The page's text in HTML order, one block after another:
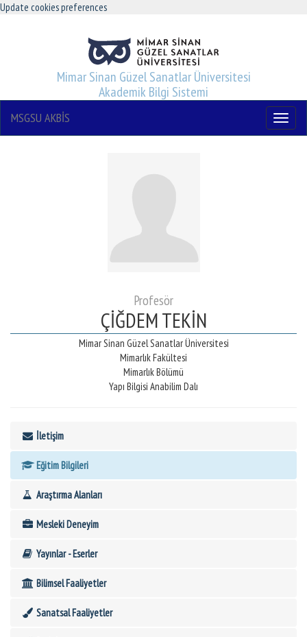
Update cookies preferences
Mimar Sinan Güzel Sanatlar Üniversitesi
Akademik Bilgi Sistemi
Menu
MSGSU AKBİS
Profesör
ÇİĞDEM TEKİN
Mimar Sinan Güzel Sanatlar Üniversitesi
Mimarlık Fakültesi
Mimarlık Bölümü
Yapı Bilgisi Anabilim Dalı
İletişim
Eğitim Bilgileri
Araştırma Alanları
Mesleki Deneyim
Yayınlar - Eserler
Bilimsel Faaliyetler
Sanatsal Faaliyetler